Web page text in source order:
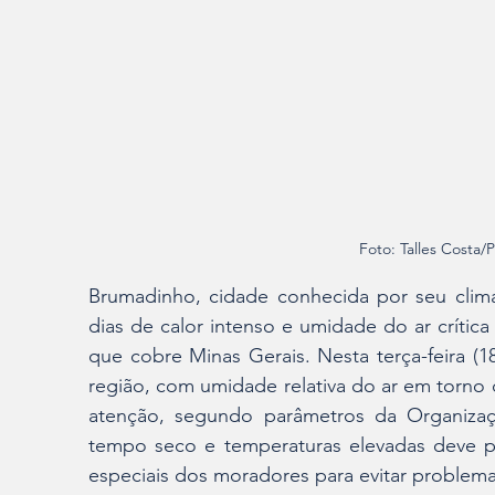
Foto: Talles
Brumadinho, cidade conhecida por seu
dias de calor intenso e umidade do ar
que cobre Minas Gerais. Nesta terça-feira
região, com umidade relativa do ar em
atenção, segundo parâmetros da
tempo seco e temperaturas elevadas deve
especiais dos moradores para evitar